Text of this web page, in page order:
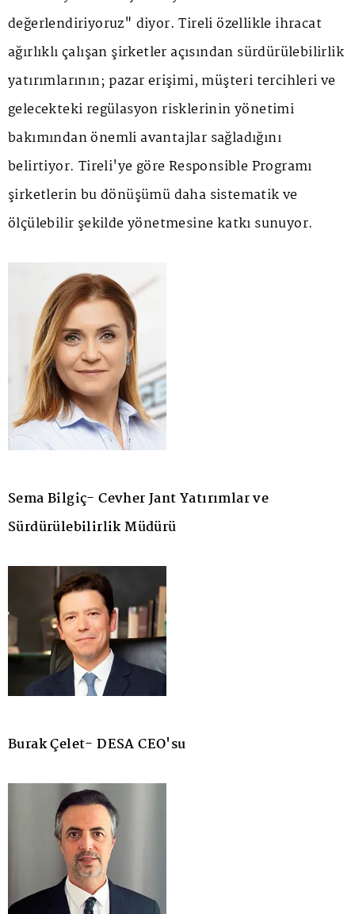
değerlendiriyoruz" diyor. Tireli özellikle ihracat
ağırlıklı çalışan şirketler açısından sürdürülebilirlik
yatırımlarının; pazar erişimi, müşteri tercihleri ve
gelecekteki regülasyon risklerinin yönetimi
bakımından önemli avantajlar sağladığını
belirtiyor. Tireli'ye göre Responsible Programı
şirketlerin bu dönüşümü daha sistematik ve
ölçülebilir şekilde yönetmesine katkı sunuyor.
Sema Bilgiç- Cevher Jant Yatırımlar ve
Sürdürülebilirlik Müdürü
Burak Çelet- DESA CEO'su